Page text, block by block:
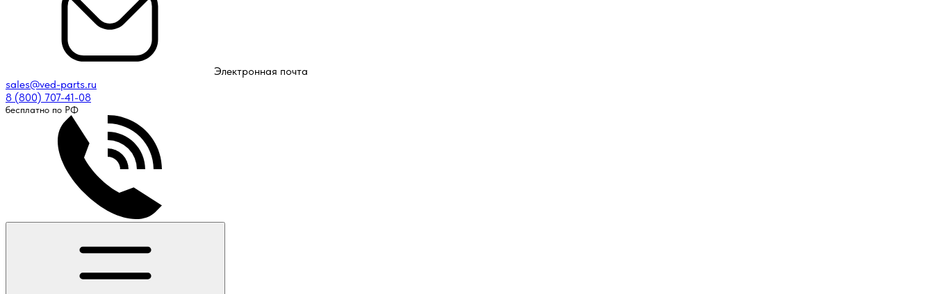
Электронная почта
sales@ved-parts.ru
8 (800) 707-41-08
бесплатно по РФ